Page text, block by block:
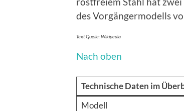
des Vorgängermodells
Text Quelle: Wikipedia
Nach oben
Technische Daten im
Modell